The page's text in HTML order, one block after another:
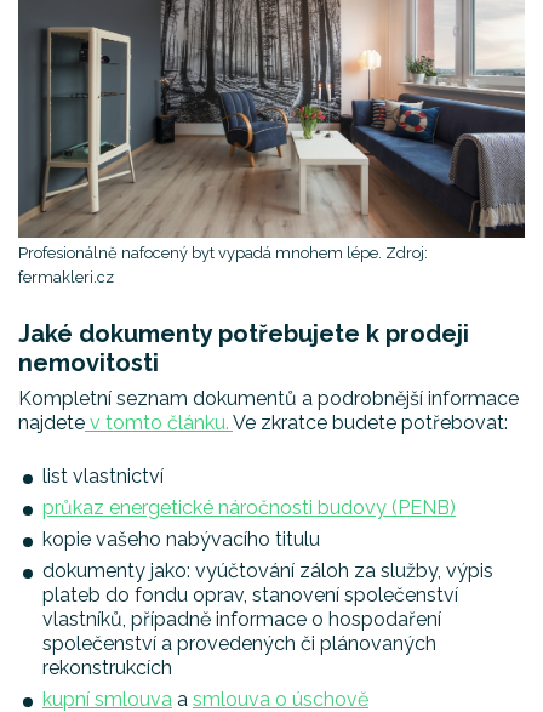
Profesionálně nafocený byt vypadá mnohem lépe. Zdroj:
fermakleri.cz
Jaké dokumenty potřebujete k prodeji
nemovitosti
Kompletní seznam dokumentů a podrobnější informace
najdete v tomto článku. Ve zkratce budete potřebovat:
list vlastnictví
průkaz energetické náročnosti budovy (PENB)
kopie vašeho nabývacího titulu
dokumenty jako: vyúčtování záloh za služby, výpis
plateb do fondu oprav, stanovení společenství
vlastníků, případně informace o hospodaření
společenství a provedených či plánovaných
rekonstrukcích
kupní smlouva a smlouva o úschově